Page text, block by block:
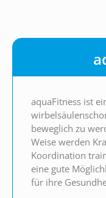
aquaFitness ist
beweglich zu
Weise werden
Koordination
eine gute
für ihre